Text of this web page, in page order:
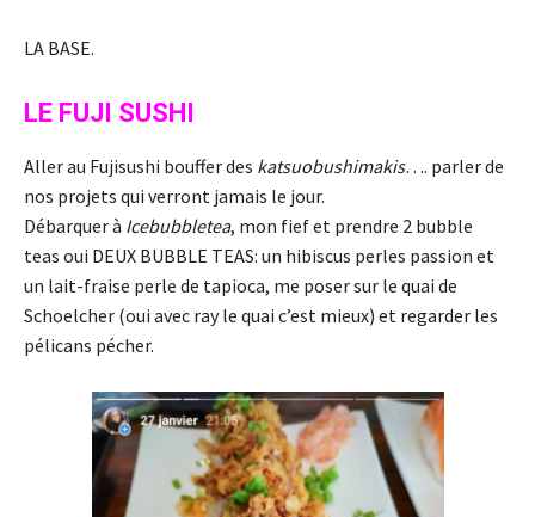
LA BASE.
LE FUJI SUSHI
Aller au Fujisushi bouffer des katsuobushimakis…. parler de
nos projets qui verront jamais le jour.
Débarquer à Icebubbletea, mon fief et prendre 2 bubble
teas oui DEUX BUBBLE TEAS: un hibiscus perles passion et
un lait-fraise perle de tapioca, me poser sur le quai de
Schoelcher (oui avec ray le quai c’est mieux) et regarder les
pélicans pécher.